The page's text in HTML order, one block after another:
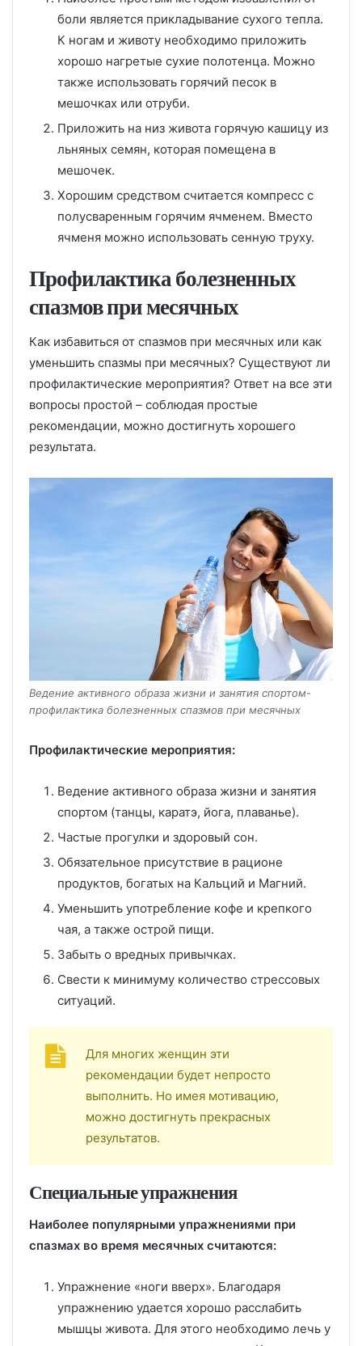
боли является прикладывание сухого тепла.
К ногам и животу необходимо приложить
хорошо нагретые сухие полотенца. Можно
также использовать горячий песок в
мешочках или отруби.
Приложить на низ живота горячую кашицу из
льняных семян, которая помещена в
мешочек.
Хорошим средством считается компресс с
полусваренным горячим ячменем. Вместо
ячменя можно использовать сенную труху.
Профилактика болезненных
спазмов при месячных
Как избавиться от спазмов при месячных или как
уменьшить спазмы при месячных? Существуют ли
профилактические мероприятия? Ответ на все эти
вопросы простой – соблюдая простые
рекомендации, можно достигнуть хорошего
результата.
Ведение активного образа жизни и занятия спортом-
профилактика болезненных спазмов при месячных
Профилактические мероприятия:
Ведение активного образа жизни и занятия
спортом (танцы, каратэ, йога, плаванье).
Частые прогулки и здоровый сон.
Обязательное присутствие в рационе
продуктов, богатых на Кальций и Магний.
Уменьшить употребление кофе и крепкого
чая, а также острой пищи.
Забыть о вредных привычках.
Свести к минимуму количество стрессовых
ситуаций.
Для многих женщин эти
рекомендации будет непросто
выполнить. Но имея мотивацию,
можно достигнуть прекрасных
результатов.
Специальные упражнения
Наиболее популярными упражнениями при
спазмах во время месячных считаются:
Упражнение «ноги вверх». Благодаря
упражнению удается хорошо расслабить
мышцы живота. Для этого необходимо лечь у